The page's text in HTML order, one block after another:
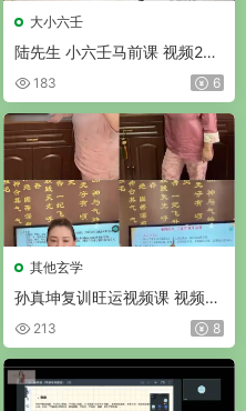
大小六壬
陆先生 小六壬马前课 视频23
集 183 6
其他玄学
孙真坤复训旺运视频课 视频97
集 213 8